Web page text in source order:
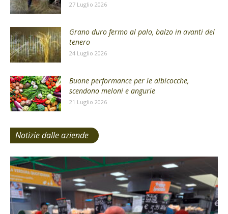
27 Luglio 2026
Grano duro fermo al palo, balzo in avanti del
tenero
24 Luglio 2026
Buone performance per le albicocche,
scendono meloni e angurie
21 Luglio 2026
Notizie dalle aziende